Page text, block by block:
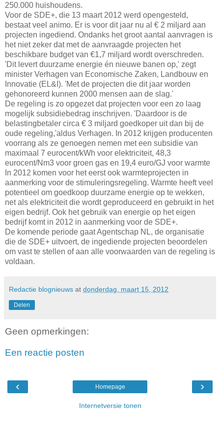
250.000 huishoudens.
Voor de SDE+, die 13 maart 2012 werd opengesteld,
bestaat veel animo. Er is voor dit jaar nu al € 2 miljard aan
projecten ingediend. Ondanks het groot aantal aanvragen is
het niet zeker dat met de aanvraagde projecten het
beschikbare budget van €1,7 miljard wordt overschreden.
'Dit levert duurzame energie én nieuwe banen op,' zegt
minister Verhagen van Economische Zaken, Landbouw en
Innovatie (EL&I). 'Met de projecten die dit jaar worden
gehonoreerd kunnen 2000 mensen aan de slag.'
De regeling is zo opgezet dat projecten voor een zo laag
mogelijk subsidiebedrag inschrijven. 'Daardoor is de
belastingbetaler circa € 3 miljard goedkoper uit dan bij de
oude regeling,'aldus Verhagen. In 2012 krijgen producenten
voorrang als ze genoegen nemen met een subsidie van
maximaal 7 eurocent/kWh voor elektriciteit, 48,3
eurocent/Nm3 voor groen gas en 19,4 euro/GJ voor warmte
In 2012 komen voor het eerst ook warmteprojecten in
aanmerking voor de stimuleringsregeling. Warmte heeft veel
potentieel om goedkoop duurzame energie op te wekken,
net als elektriciteit die wordt geproduceerd en gebruikt in het
eigen bedrijf. Ook het gebruik van energie op het eigen
bedrijf komt in 2012 in aanmerking voor de SDE+.
De komende periode gaat Agentschap NL, de organisatie
die de SDE+ uitvoert, de ingediende projecten beoordelen
om vast te stellen of aan alle voorwaarden van de regeling is
voldaan.
Redactie blognieuws at donderdag, maart 15, 2012
Delen
Geen opmerkingen:
Een reactie posten
‹ ›
Homepage
Internetversie tonen